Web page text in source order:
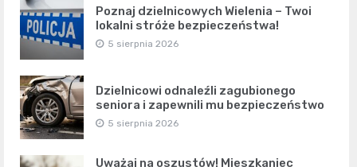
Poznaj dzielnicowych Wielenia – Twoi
lokalni stróże bezpieczeństwa!
5 sierpnia 2026
Dzielnicowi odnaleźli zagubionego
seniora i zapewnili mu bezpieczeństwo
5 sierpnia 2026
Uważaj na oszustów! Mieszkaniec